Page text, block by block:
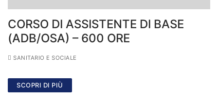
CORSO DI ASSISTENTE DI BASE
(ADB/OSA) – 600 ORE
SANITARIO E SOCIALE
SCOPRI DI PIÙ